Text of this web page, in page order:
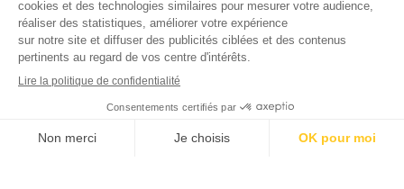
Visma Group.
Visma France